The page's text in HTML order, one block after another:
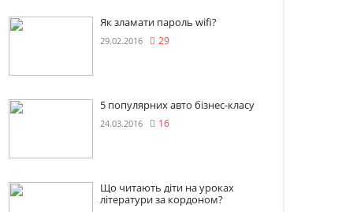
Як зламати пароль wifi?
29.02.2016 29
5 популярних авто бізнес-класу
24.03.2016 16
Що читають діти на уроках
літератури за кордоном?